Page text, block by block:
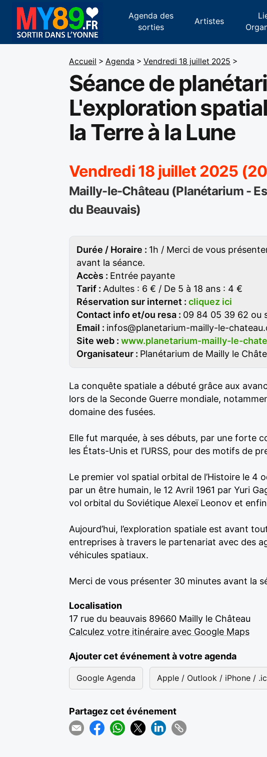
Agenda des
sorties
Artistes
Accueil > Agenda > Vendredi 18 juillet 2025 >
Séance de
L'exploration
la Terre à la Lune
Vendredi 18 juillet 2025
Mailly-le-Château (Planétarium -
du Beauvais)
Durée / Horaire : 1h / Merci de vous
avant la séance.
Accès : Entrée payante
Tarif : Adultes : 6 € / De 5 à 18 ans : 4 €
Réservation sur internet : cliquez ici
Contact info et/ou resa : 09 84 05 39 62 ou
Email : infos@planetarium-mailly-le-
Site web : www.planetarium-mailly-le-
Organisateur : Planétarium de Mailly le
La conquête spatiale a débuté grâce aux
lors de la Seconde Guerre mondiale,
domaine des fusées.
Elle fut marquée, à ses débuts, par une forte
les États-Unis et l’URSS, pour des motifs de
Le premier vol spatial orbital de l’Histoire le 4
par un être humain, le 12 Avril 1961 par Yuri
vol orbital du Soviétique Alexeï Leonov et
Aujourd’hui, l’exploration spatiale est avant
entreprises à travers le partenariat avec des
véhicules spatiaux.
Merci de vous présenter 30 minutes avant la
Localisation
17 rue du beauvais 89660 Mailly le Château
Calculez votre itinéraire avec Google Maps
Ajouter cet événement à votre agenda
Google Agenda Apple / Outlook / iPhone /
Partagez cet événement